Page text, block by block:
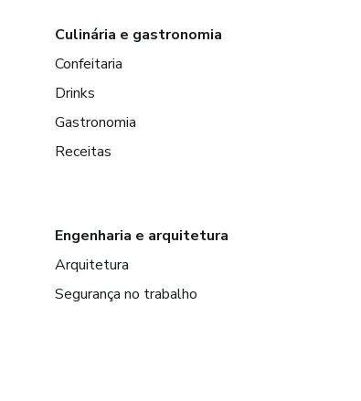
Culinária e gastronomia
Confeitaria
Drinks
Gastronomia
Receitas
Engenharia e arquitetura
Arquitetura
Segurança no trabalho